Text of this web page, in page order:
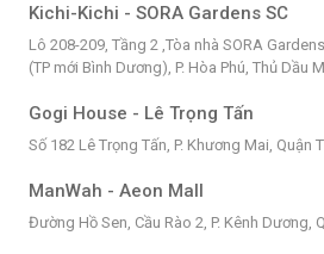
Kichi-Kichi - SORA Gardens SC
Lô 208-209, Tầng 2 ,Tòa nhà SORA
(TP mới Bình Dương), P. Hòa Phú, Thủ Dầu
Gogi House - Lê Trọng Tấn
Số 182 Lê Trọng Tấn, P. Khương Mai, Quận
ManWah - Aeon Mall
Đường Hồ Sen, Cầu Rào 2, P. Kênh Dương,